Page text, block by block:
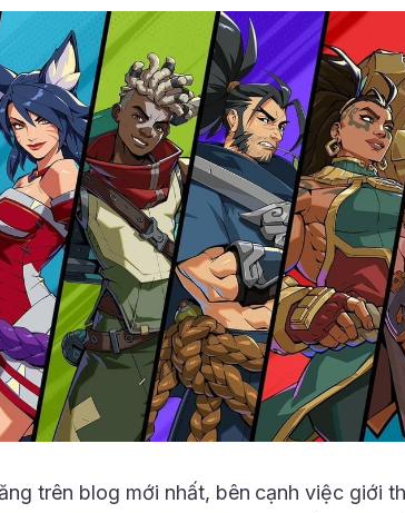
trên blog mới nhất, bên cạnh việc giới